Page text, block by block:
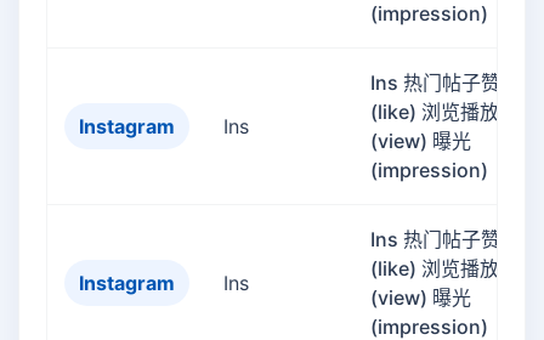
(impression)
Instagram Ins
Ins 热门帖子赞
(like) 浏览播放量
(view) 曝光
(impression)
Instagram Ins
Ins 热门帖子赞
(like) 浏览播放量
(view) 曝光
(impression)